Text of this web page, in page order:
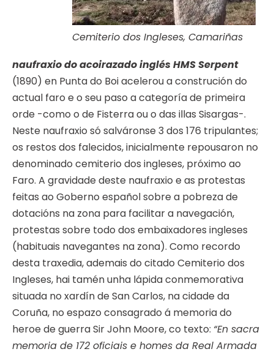
Cemiterio dos Ingleses, Camariñas
naufraxio do acoirazado inglés HMS Serpent
(1890) en Punta do Boi acelerou a construción do
actual faro e o seu paso a categoría de primeira
orde -como o de Fisterra ou o das illas Sisargas-.
Neste naufraxio só salváronse 3 dos 176 tripulantes;
os restos dos falecidos, inicialmente repousaron no
denominado cemiterio dos ingleses, próximo ao
Faro. A gravidade deste naufraxio e as protestas
feitas ao Goberno español sobre a pobreza de
dotacións na zona para facilitar a navegación,
protestas sobre todo dos embaixadores ingleses
(habituais navegantes na zona). Como recordo
desta traxedia, ademais do citado Cemiterio dos
Ingleses, hai tamén unha lápida conmemorativa
situada no xardín de San Carlos, na cidade da
Coruña, no espazo consagrado á memoria do
heroe de guerra Sir John Moore, co texto: “En sacra
memoria de 172 oficiais e homes da Real Armada